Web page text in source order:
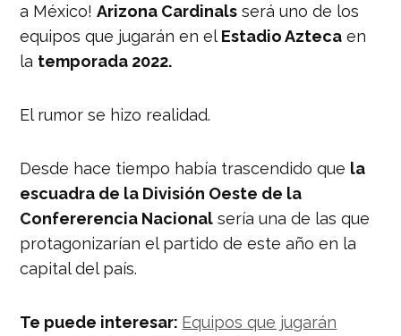
a México!Arizona Cardinals será uno de los
equipos que jugarán en el Estadio Azteca en
la temporada 2022.
El rumor se hizo realidad.
Desde hace tiempo había trascendido que la
escuadra de la División Oeste de la
Confererencia Nacional sería una de las que
protagonizarían el partido de este año en la
capital del país.
Te puede interesar: Equipos que jugarán